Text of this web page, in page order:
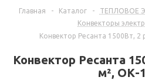
Главная - Каталог - ТЕПЛОВОЕ
Конвекторы
Конвектор Ресанта 1500Вт,
Конвектор Ресанта
м², ОК-